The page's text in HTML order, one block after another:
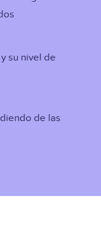
su nivel de
de las